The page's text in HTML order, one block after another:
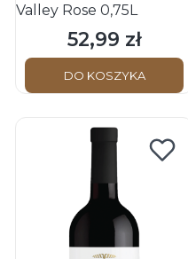
Valley Rose 0,75L
Cena
52,99 zł
DO KOSZYKA